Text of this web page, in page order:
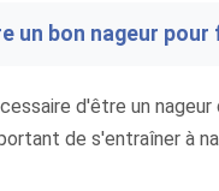
un bon nageur
d'être un
de s'entraîner à